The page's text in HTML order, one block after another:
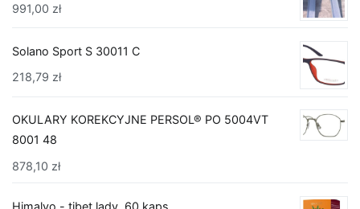
991,00 zł
Solano Sport S 30011 C
218,79 zł
OKULARY KOREKCYJNE PERSOL® PO 5004VT
8001 48
878,10 zł
Himalyo - tibet lady, 60 kaps